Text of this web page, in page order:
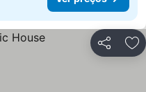
Partilhar